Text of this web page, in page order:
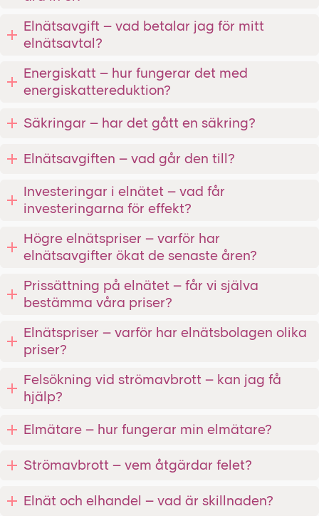
Elnätsavgift – vad betalar jag för mitt
elnätsavtal?
Energiskatt – hur fungerar det med
energiskattereduktion?
Säkringar – har det gått en säkring?
Elnätsavgiften – vad går den till?
Investeringar i elnätet – vad får
investeringarna för effekt?
Högre elnätspriser – varför har
elnätsavgifter ökat de senaste åren?
Prissättning på elnätet – får vi själva
bestämma våra priser?
Elnätspriser – varför har elnätsbolagen olika
priser?
Felsökning vid strömavbrott – kan jag få
hjälp?
Elmätare – hur fungerar min elmätare?
Strömavbrott – vem åtgärdar felet?
Elnät och elhandel – vad är skillnaden?